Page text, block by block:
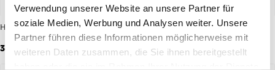
Verwendung unserer Website an unsere Partner für
soziale Medien, Werbung und Analysen weiter. Unsere
Partner führen diese Informationen möglicherweise mit
weiteren Daten zusammen, die Sie ihnen bereitgestellt
Hissfahne Fastnacht
34,95 €
Hissfahne Karo
34,95 €